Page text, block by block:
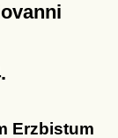
Erzbistum